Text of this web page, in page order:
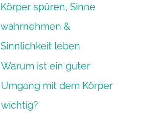
Körper spüren, Sinne
wahrnehmen &
Sinnlichkeit leben
Warum ist ein guter
Umgang mit dem Körper
wichtig?